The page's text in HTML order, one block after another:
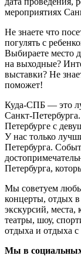
мероприятиях
Не знаете что
погулять с
Выбираете место
на выходные?
выставки? Не
поможет!
Куда-СПБ — это
Санкт-
Петербурге с
У нас только
Петербурга.
Петербурга,
Мы советуем
концерты, отдых в
экскурсий, места,
театры, шоу,
отдыха и отдыха с
Мы в социальных